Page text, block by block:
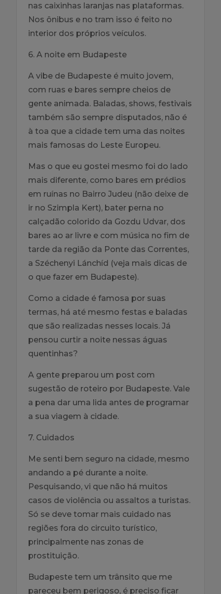
nas caixinhas laranjas nas plataformas.
Nos ônibus e no tram isso é feito no
interior dos próprios veículos.
6. A noite em Budapeste
A vibe de Budapeste é muito jovem,
com ruas e bares sempre cheios de
gente animada. Baladas, shows, festivais
também são sempre disputados, não é
à toa que a cidade tem uma das noites
mais famosas do Leste Europeu.
Mas o que eu gostei mesmo foi do lado
mais diferente, como bares em prédios
em ruínas no Bairro Judeu (não deixe de
ir no Szimpla Kert), bater perna no
calçadão colorido da Gozdu Udvar, dos
bares ao ar livre e com música no fim de
tarde da região da Ponte das Correntes,
a Széchenyi Lánchíd (veja mais dicas de
o que fazer em Budapeste).
Como a cidade é famosa por suas
termas, há até mesmo festas e baladas
que são realizadas nesses locais. Já
pensou curtir a noite nessas águas
quentinhas?
A gente preparou um post com
sugestão de roteiro por Budapeste. Vale
a pena dar uma lida antes de programar
a sua viagem à cidade.
7. Cuidados
Me senti bem seguro na cidade, mesmo
andando a pé durante a noite.
Pesquisando, vi que não há muitos
casos de violência ou assaltos a turistas.
Só se deve tomar mais cuidado nas
regiões fora do circuito turístico,
principalmente nas zonas de
prostituição.
Budapeste tem um trânsito que me
pareceu bem perigoso, é preciso ficar